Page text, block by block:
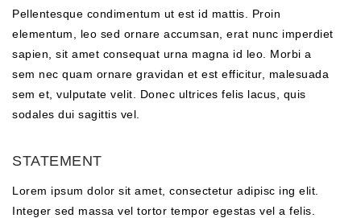
Pellentesque condimentum ut est id mattis. Proin
elementum, leo sed ornare accumsan, erat nunc imperdiet
sapien, sit amet consequat urna magna id leo. Morbi a
sem nec quam ornare gravidan et est efficitur, malesuada
sem et, vulputate velit. Donec ultrices felis lacus, quis
sodales dui sagittis vel.
STATEMENT
Lorem ipsum dolor sit amet, consectetur adipisc ing elit.
Integer sed massa vel tortor tempor egestas vel a felis.